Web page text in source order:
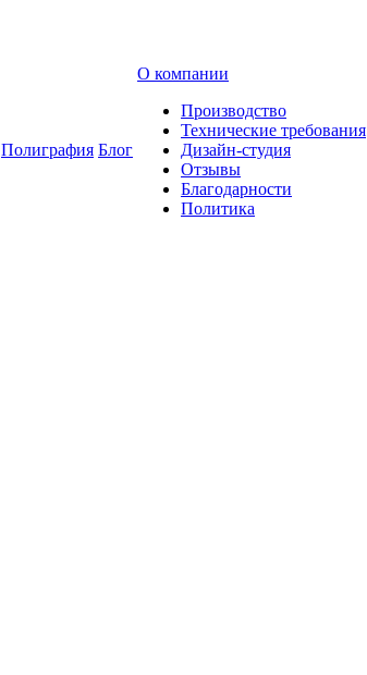
Полиграфия Блог
О компании
Производство
Технические требования
Дизайн-студия
Отзывы
Благодарности
Политика